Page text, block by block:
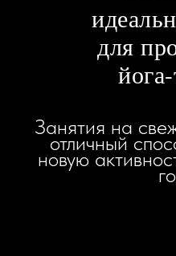
для
Занятия на
отличный
новую